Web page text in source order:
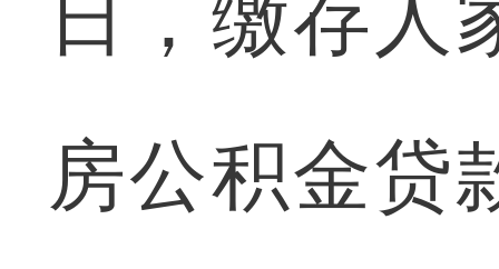
日，缴存人
房公积金贷